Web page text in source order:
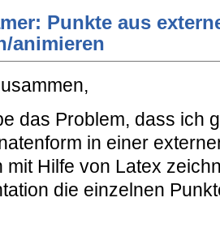
Punkte aus
animieren
das Problem, dass ich
in einer
mit Hilfe von Latex
die einzelnen